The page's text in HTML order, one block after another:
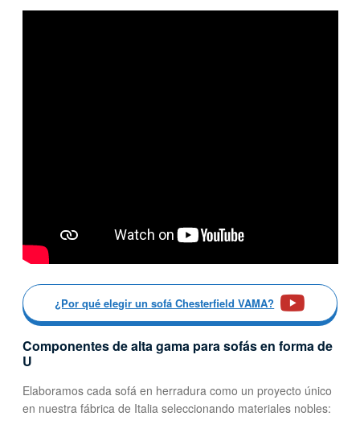
¿Por qué elegir un sofá Chesterfield VAMA?
Componentes de alta gama para sofás en forma de
U
Elaboramos cada sofá en herradura como un proyecto único
en nuestra fábrica de Italia seleccionando materiales nobles: